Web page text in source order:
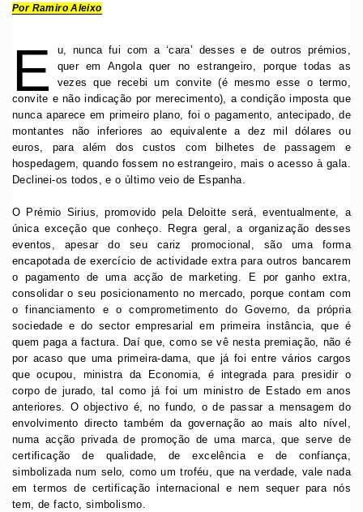
Por Ramiro Aleixo
E
u, nunca fui com a ‘cara’ desses e de outros prémios,
quer em Angola quer no estrangeiro, porque todas as
vezes que recebi um convite (é mesmo esse o termo,
convite e não indicação por merecimento), a condição imposta que
nunca aparece em primeiro plano, foi o pagamento, antecipado, de
montantes não inferiores ao equivalente a dez mil dólares ou
euros, para além dos custos com bilhetes de passagem e
hospedagem, quando fossem no estrangeiro, mais o acesso à gala.
Declinei-os todos, e o último veio de Espanha.
O Prémio Sirius, promovido pela Deloitte será, eventualmente, a
única exceção que conheço. Regra geral, a organização desses
eventos, apesar do seu cariz promocional, são uma forma
encapotada de exercício de actividade extra para outros bancarem
o pagamento de uma acção de marketing. E por ganho extra,
consolidar o seu posicionamento no mercado, porque contam com
o financiamento e o comprometimento do Governo, da própria
sociedade e do sector empresarial em primeira instância, que é
quem paga a factura. Daí que, como se vê nesta premiação, não é
por acaso que uma primeira-dama, que já foi entre vários cargos
que ocupou, ministra da Economia, é integrada para presidir o
corpo de jurado, tal como já foi um ministro de Estado em anos
anteriores. O objectivo é, no fundo, o de passar a mensagem do
envolvimento directo também da governação ao mais alto nível,
numa acção privada de promoção de uma marca, que serve de
certificação de qualidade, de excelência e de confiança,
simbolizada num selo, como um troféu, que na verdade, vale nada
em termos de certificação internacional e nem sequer para nós
tem, de facto, simbolismo.